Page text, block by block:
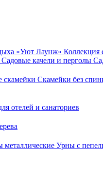
«Уют Лаунж» Коллекция
Садовые качели и перголы
скамейки Скамейки без
отелей и санаториев
металлические Урны с